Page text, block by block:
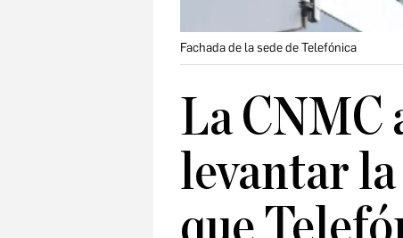
Fachada de la sede de Telefónica
La CNMC
levantar